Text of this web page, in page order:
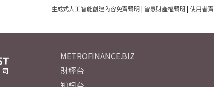
生成式人工智能創建內容免責聲明| 智慧財產權聲明| 使用者
METROFINANCE.BIZ
財經台